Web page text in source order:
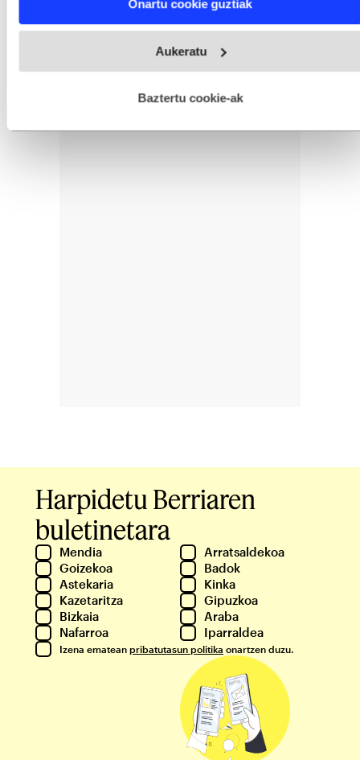
and set your preferences in thedetails section
fitxategiak erabiltzen ditu. Zure esperientzia eta zerbitzuak
esplizitua ematen diguzu.Gehiago irakurri
Onartu cookie guztiak
Aukeratu
Baztertu cookie-ak
Harpidetu Berriaren
buletinetara
Mendia
Arratsaldekoa
Goizekoa
Badok
Astekaria
Kinka
Kazetaritza
Gipuzkoa
Bizkaia
Araba
Nafarroa
Iparraldea
Izena ematean pribatutasun politika onartzen duzu.